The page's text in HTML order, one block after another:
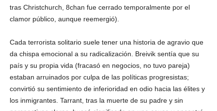
tras Christchurch, 8chan fue cerrado temporalmente por el
clamor público, aunque reemergió).
Cada terrorista solitario suele tener una historia de agravio que
da chispa emocional a su radicalización. Breivik sentía que su
país y su propia vida (fracasó en negocios, no tuvo pareja)
estaban arruinados por culpa de las políticas progresistas;
convirtió su sentimiento de inferioridad en odio hacia las élites y
los inmigrantes. Tarrant, tras la muerte de su padre y sin